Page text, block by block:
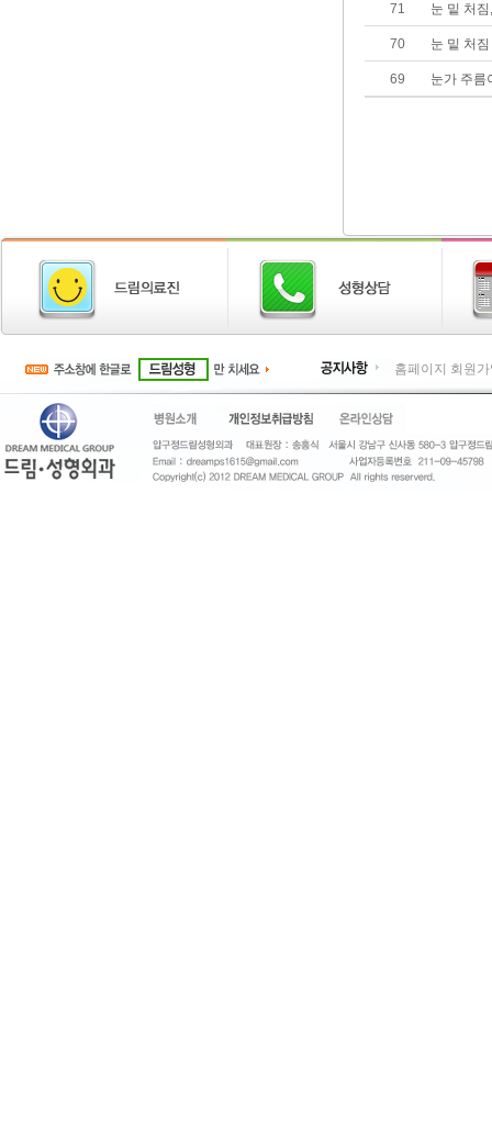
71 눈 밑 처
70 눈 밑 처
69 눈가 주름
홈페이지 회원